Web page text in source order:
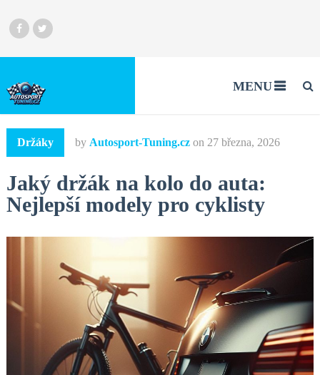
MENU
Držáky by Autosport-Tuning.cz on 27 března, 2026
Jaký držák na kolo do auta:
Nejlepší modely pro cyklisty